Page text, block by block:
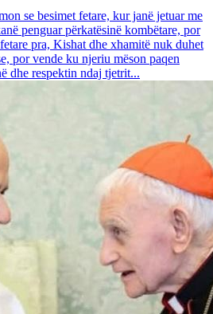
se besimet fetare, kur janë jetuar me
penguar përkatësinë kombëtare, por
pra, Kishat dhe xhamitë nuk duhet
por vende ku njeriu mëson paqen
dhe respektin ndaj tjetrit...